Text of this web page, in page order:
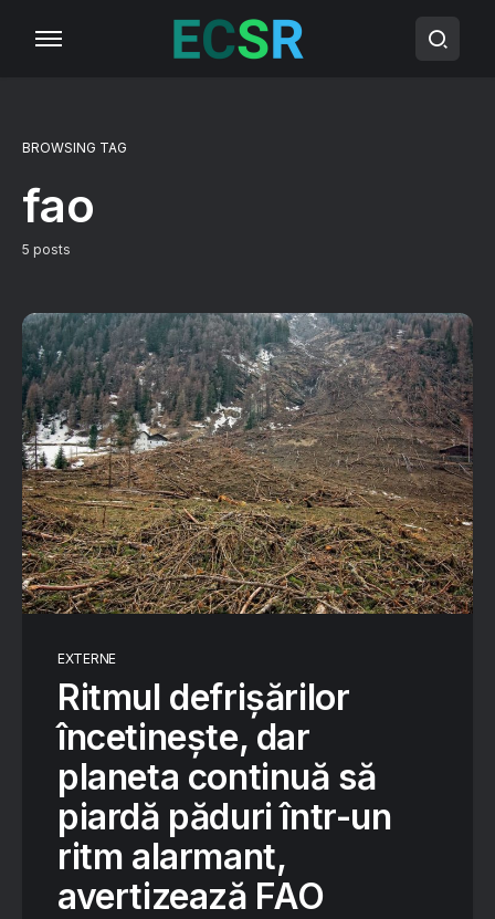
BROWSING TAG
fao
5 posts
EXTERNE
Ritmul defrișărilor
încetinește, dar
planeta continuă să
piardă păduri într-un
ritm alarmant,
avertizează FAO